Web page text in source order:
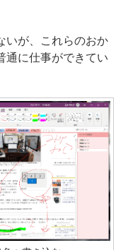
が、これらのおか
通に仕事ができてい